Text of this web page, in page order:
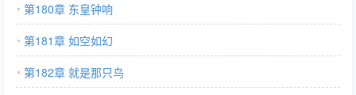
第180章 东皇钟响
第181章 如空如幻
第182章 就是那只鸟